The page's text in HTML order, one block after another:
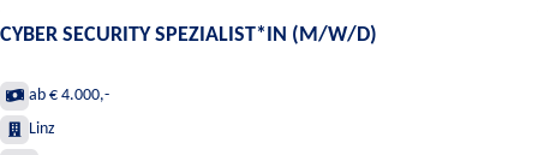
CYBER SECURITY SPEZIALIST*IN (M/W/D)
ab € 4.000,-
Linz